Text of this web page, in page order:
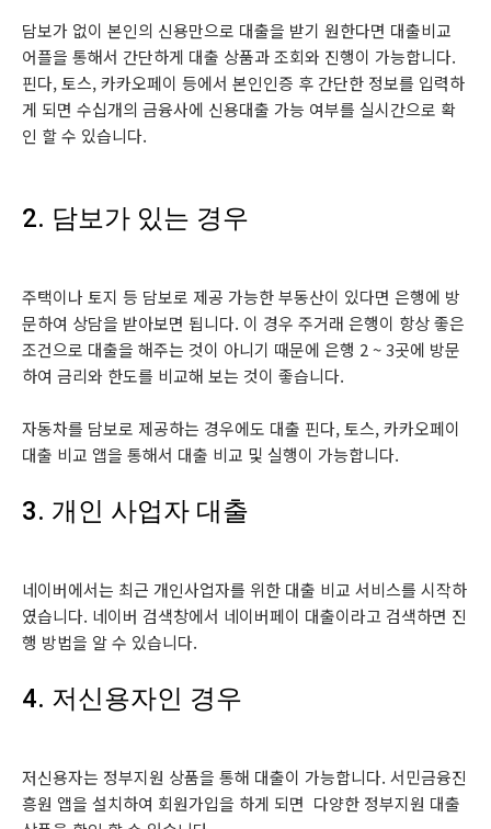
담보가 없이 본인의 신용만으로 대출을 받기 원한다면 대출비교
어플을 통해서 간단하게 대출 상품과 조회와 진행이 가능합니다.
핀다, 토스, 카카오페이 등에서 본인인증 후 간단한 정보를 입력하
게 되면 수십개의 금융사에 신용대출 가능 여부를 실시간으로 확
인 할 수 있습니다.
2. 담보가 있는 경우
주택이나 토지 등 담보로 제공 가능한 부동산이 있다면 은행에 방
문하여 상담을 받아보면 됩니다. 이 경우 주거래 은행이 항상 좋은
조건으로 대출을 해주는 것이 아니기 때문에 은행 2 ~ 3곳에 방문
하여 금리와 한도를 비교해 보는 것이 좋습니다.
자동차를 담보로 제공하는 경우에도 대출 핀다, 토스, 카카오페이
대출 비교 앱을 통해서 대출 비교 및 실행이 가능합니다.
3. 개인 사업자 대출
네이버에서는 최근 개인사업자를 위한 대출 비교 서비스를 시작하
였습니다. 네이버 검색창에서 네이버페이 대출이라고 검색하면 진
행 방법을 알 수 있습니다.
4. 저신용자인 경우
저신용자는 정부지원 상품을 통해 대출이 가능합니다. 서민금융진
흥원 앱을 설치하여 회원가입을 하게 되면 다양한 정부지원 대출